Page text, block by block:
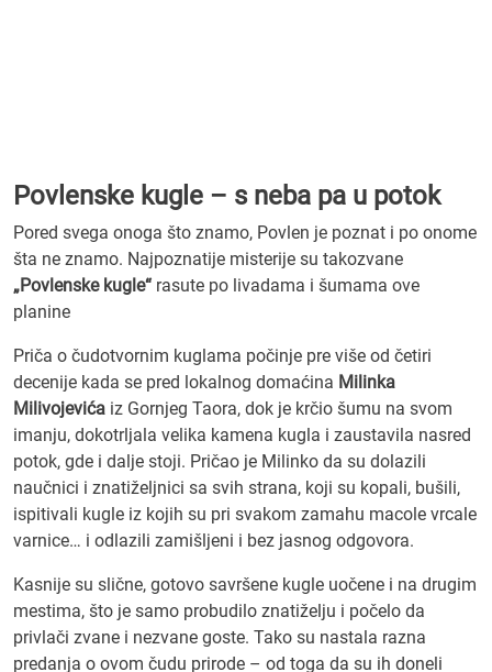
Povlenske kugle – s neba pa u potok
Pored svega onoga što znamo, Povlen je poznat i po onome
šta ne znamo. Najpoznatije misterije su takozvane
„Povlenske kugle“ rasute po livadama i šumama ove
planine
Priča o čudotvornim kuglama počinje pre više od četiri
decenije kada se pred lokalnog domaćina Milinka
Milivojevića iz Gornjeg Taora, dok je krčio šumu na svom
imanju, dokotrljala velika kamena kugla i zaustavila nasred
potok, gde i dalje stoji. Pričao je Milinko da su dolazili
naučnici i znatiželjnici sa svih strana, koji su kopali, bušili,
ispitivali kugle iz kojih su pri svakom zamahu macole vrcale
varnice… i odlazili zamišljeni i bez jasnog odgovora.
Kasnije su slične, gotovo savršene kugle uočene i na drugim
mestima, što je samo probudilo znatiželju i počelo da
privlači zvane i nezvane goste. Tako su nastala razna
predanja o ovom čudu prirode – od toga da su ih doneli